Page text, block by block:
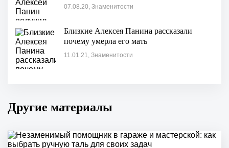
07.08.20, Знаменитости
Близкие Алексея Панина рассказали
почему умерла его мать
11.01.21, Знаменитости
Другие материалы